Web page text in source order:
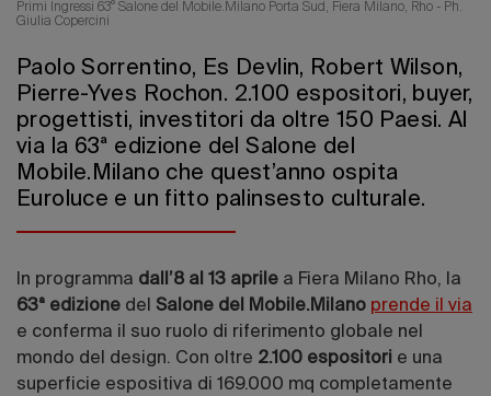
Primi Ingressi 63° Salone del Mobile.Milano Porta Sud, Fiera Milano, Rho - Ph.
Giulia Copercini
Paolo Sorrentino, Es Devlin, Robert Wilson,
Pierre-Yves Rochon. 2.100 espositori, buyer,
progettisti, investitori da oltre 150 Paesi. Al
via la 63ª edizione del Salone del
Mobile.Milano che quest’anno ospita
Euroluce e un fitto palinsesto culturale.
In programma dall’8 al 13 aprile a Fiera Milano Rho, la
63ª edizione del Salone del Mobile.Milano prende il via
e conferma il suo ruolo di riferimento globale nel
mondo del design. Con oltre 2.100 espositori e una
superficie espositiva di 169.000 mq completamente